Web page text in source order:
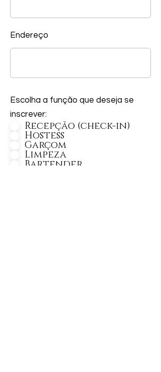
Endereço
Escolha a função que deseja se
inscrever:
Recepção (check-in)
Hostess
Garçom
Limpeza
Bartender